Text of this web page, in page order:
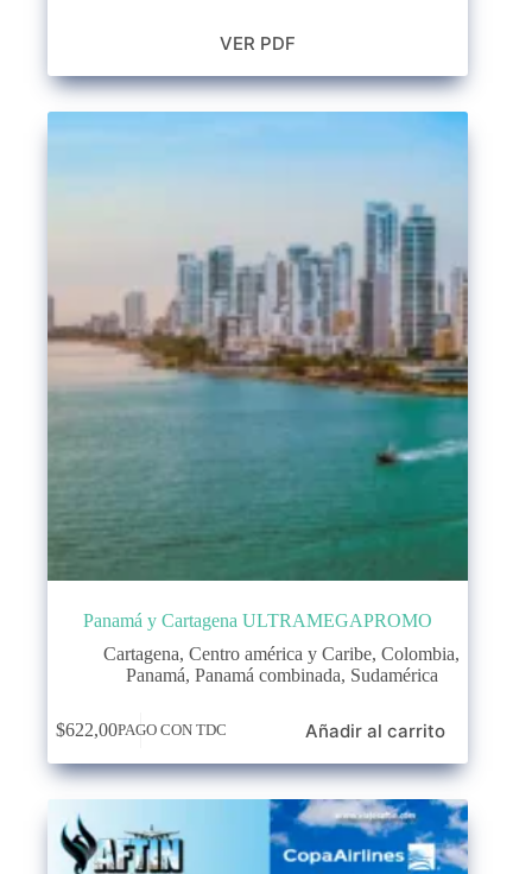
VER PDF
Panamá y Cartagena ULTRAMEGAPROMO
Cartagena,Centro américa y Caribe,Colombia,
Panamá, Panamá combinada, Sudamérica
$622,00PAGO CON TDC Añadir al carrito